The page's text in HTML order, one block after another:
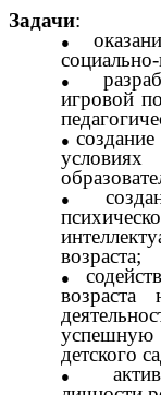
Задачи:
игровой
возраста;
возраста
детского